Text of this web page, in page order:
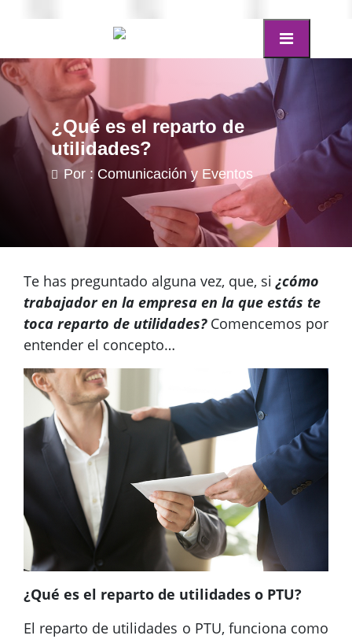
¿Qué es el reparto de
utilidades?
Por : Comunicación y Eventos
Te has preguntado alguna vez, que, si¿cómo
trabajador en la empresa en la que estás te
toca reparto de utilidades? Comencemos por
entender el concepto…
¿Qué es el reparto de utilidades o PTU?
El reparto de utilidades o PTU, funciona como